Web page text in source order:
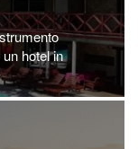
hotel in